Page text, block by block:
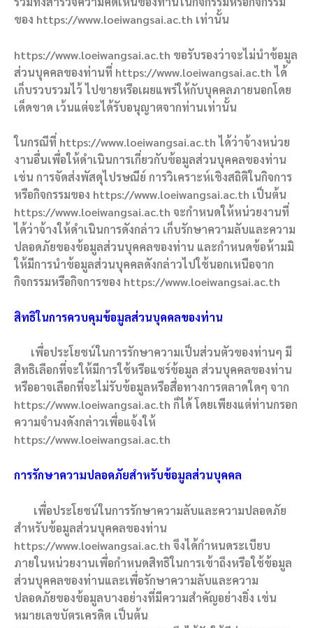
ของ https://www.loeiwangsai.ac.th เท่านั้น
https://www.loeiwangsai.ac.th ขอรับรองว่าจะไม่นำข้อมูล
ส่วนบุคคลของท่านที่ https://www.loeiwangsai.ac.th ได้
เก็บรวบรวมไว้ ไปขายหรือเผยแพร่ให้กับบุคคลภายนอกโดย
เด็ดขาด เว้นแต่จะได้รับอนุญาตจากท่านเท่านั้น
ในกรณีที่ https://www.loeiwangsai.ac.th ได้ว่าจ้างหน่วย
งานอื่นเพื่อให้ดำเนินการเกี่ยวกับข้อมูลส่วนบุคคลของท่าน
เช่น การจัดส่งพัสดุไปรษณีย์ การวิเคราะห์เชิงสถิติในกิจการ
หรือกิจกรรมของ https://www.loeiwangsai.ac.th เป็นต้น
https://www.loeiwangsai.ac.th จะกำหนดให้หน่วยงานที่
ได้ว่าจ้างให้ดำเนินการดังกล่าว เก็บรักษาความลับและความ
ปลอดภัยของข้อมูลส่วนบุคคลของท่าน และกำหนดข้อห้ามมิ
ให้มีการนำข้อมูลส่วนบุคคลดังกล่าวไปใช้นอกเหนือจาก
กิจกรรมหรือกิจการของ https://www.loeiwangsai.ac.th
สิทธิในการควบคุมข้อมูลส่วนบุคคลของท่าน
เพื่อประโยชน์ในการรักษาความเป็นส่วนตัวของท่านๆ มี
สิทธิเลือกที่จะให้มีการใช้หรือแชร์ข้อมูล ส่วนบุคคลของท่าน
หรืออาจเลือกที่จะไม่รับข้อมูลหรือสื่อทางการตลาดใดๆ จาก
https://www.loeiwangsai.ac.th ก็ได้ โดยเพียงแต่ท่านกรอก
ความจำนงดังกล่าวเพื่อแจ้งให้
https://www.loeiwangsai.ac.th
การรักษาความปลอดภัยสำหรับข้อมูลส่วนบุคคล
เพื่อประโยชน์ในการรักษาความลับและความปลอดภัย
สำหรับข้อมูลส่วนบุคคลของท่าน
https://www.loeiwangsai.ac.th จึงได้กำหนดระเบียบ
ภายในหน่วยงานเพื่อกำหนดสิทธิในการเข้าถึงหรือใช้ข้อมูล
ส่วนบุคคลของท่านและเพื่อรักษาความลับและความ
ปลอดภัยของข้อมูลบางอย่างที่มีความสำคัญอย่างยิ่ง เช่น
หมายเลขบัตรเครดิต เป็นต้น